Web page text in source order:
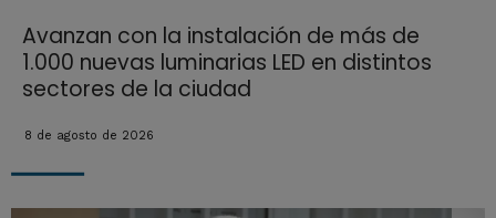
Avanzan con la instalación de más de
1.000 nuevas luminarias LED en distintos
sectores de la ciudad
8 de agosto de 2026